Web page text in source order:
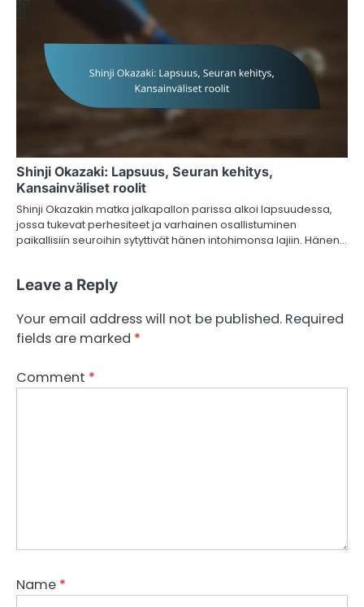
Shinji Okazaki: Lapsuus, Seuran kehitys,
Kansainväliset roolit
Shinji Okazakin matka jalkapallon parissa alkoi lapsuudessa,
jossa tukevat perhesiteet ja varhainen osallistuminen
paikallisiin seuroihin sytyttivät hänen intohimonsa lajiin. Hänen…
Leave a Reply
Your email address will not be published. Required
fields are marked *
Comment *
Name *